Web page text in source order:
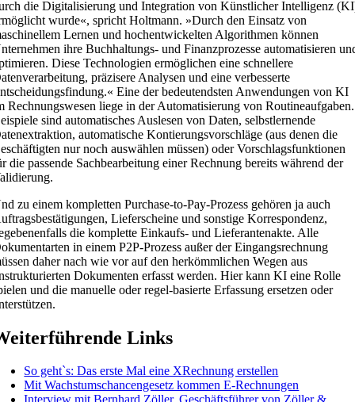
die Digitalisierung und Integration von Künstlicher Intelligenz
wurde«, spricht Holtmann. »Durch den Einsatz von
Lernen und hochentwickelten Algorithmen können
ihre Buchhaltungs- und Finanzprozesse automatisieren
Diese Technologien ermöglichen eine schnellere
präzisere Analysen und eine verbesserte
Eine der bedeutendsten Anwendungen von KI
Rechnungswesen liege in der Automatisierung von Routineaufgaben.
sind automatisches Auslesen von Daten, selbstlernende
automatische Kontierungsvorschläge (aus denen die
nur noch auswählen müssen) oder Vorschlagsfunktionen
die passende Sachbearbeitung einer Rechnung bereits während der
zu einem kompletten Purchase-to-Pay-Prozess gehören ja auch
Lieferscheine und sonstige Korrespondenz,
die komplette Einkaufs- und Lieferantenakte. Alle
in einem P2P-Prozess außer der Eingangsrechnung
daher nach wie vor auf den herkömmlichen Wegen aus
Dokumenten erfasst werden. Hier kann KI eine Rolle
und die manuelle oder regel-basierte Erfassung ersetzen oder
Links
So geht`s: Das erste Mal eine XRechnung erstellen
Mit Wachstumschancengesetz kommen E-Rechnungen